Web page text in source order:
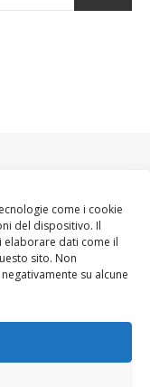
come i cookie
del dispositivo. Il
elaborare dati come il
sito. Non
su alcune